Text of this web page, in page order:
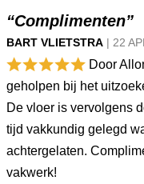
“Complimenten”
BART VLIETSTRA | 22
Door
geholpen bij het
De vloer is vervolgens
tijd vakkundig gelegd
achtergelaten.
vakwerk!